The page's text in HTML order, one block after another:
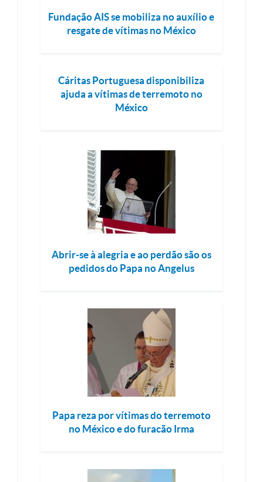
Fundação AIS se mobiliza no auxílio e
resgate de vítimas no México
Cáritas Portuguesa disponibiliza
ajuda a vítimas de terremoto no
México
Abrir-se à alegria e ao perdão são os
pedidos do Papa no Angelus
Papa reza por vítimas do terremoto
no México e do furacão Irma